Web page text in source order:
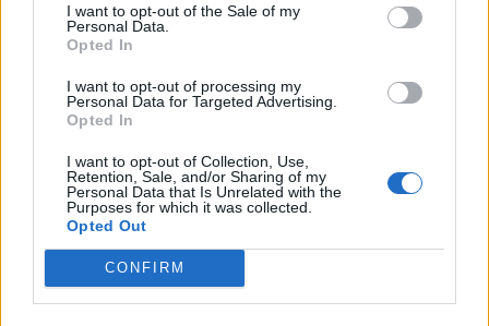
I want to opt-out of the Sale of my
Personal Data.
Opted In
I want to opt-out of processing my
Personal Data for Targeted Advertising.
Opted In
I want to opt-out of Collection, Use,
Retention, Sale, and/or Sharing of my
Personal Data that Is Unrelated with the
Purposes for which it was collected.
Opted Out
CONFIRM
KEDVES OLVASÓNK!
A keresett cikk a portfolio.hu hírarchívumához
tartozik, melynek olvasása előfizetéses
regisztrációhoz kötött.
Az előfizetés a következőket tartalmazza:
Portfolio.hu teljes cikkarchívum
Kötéslisták: BÉT elmúlt 2 év napon belüli
kötéslistái